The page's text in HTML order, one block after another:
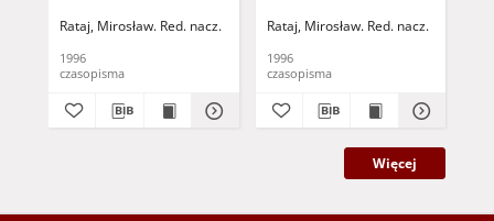
Rataj, Mirosław. Red. nacz.
1996
czasopisma
Rataj, Mirosław. Red. nacz.
1996
czasopisma
Więcej